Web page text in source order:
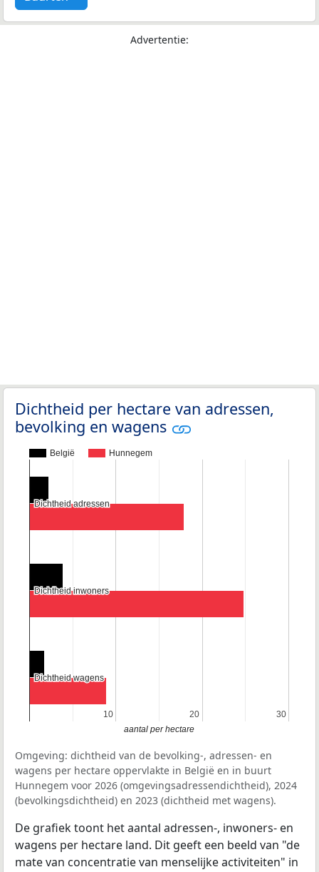
Advertentie:
Dichtheid per hectare van adressen,
bevolking en wagens
België Hunnegem
10
10 20
20 30
30
Dichtheid adressen
Dichtheid adressen
Dichtheid inwoners
Dichtheid inwoners
Dichtheid wagens
Dichtheid wagens
aantal per hectare
Omgeving: dichtheid van de bevolking-, adressen- en
wagens per hectare oppervlakte in België en in buurt
Hunnegem voor 2026 (omgevingsadressendichtheid), 2024
(bevolkingsdichtheid) en 2023 (dichtheid met wagens).
De grafiek toont het aantal adressen-, inwoners- en
wagens per hectare land. Dit geeft een beeld van "de
mate van concentratie van menselijke activiteiten" in